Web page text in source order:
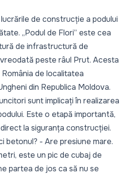
de construcție a podului
„Podul de Flori” este cea
de infrastructură de
peste râul Prut. Acesta
de localitatea
din Republica Moldova.
sunt implicați în realizarea
Este o etapă importantă,
la siguranța construcției.
betonul? - Are presiune mare.
este un pic de cubaj de
partea de jos ca să nu se